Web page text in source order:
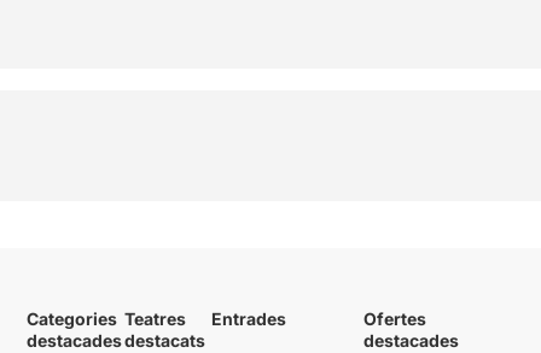
Categories
destacades
Teatres
destacats
Entrades
Ofertes
destacades